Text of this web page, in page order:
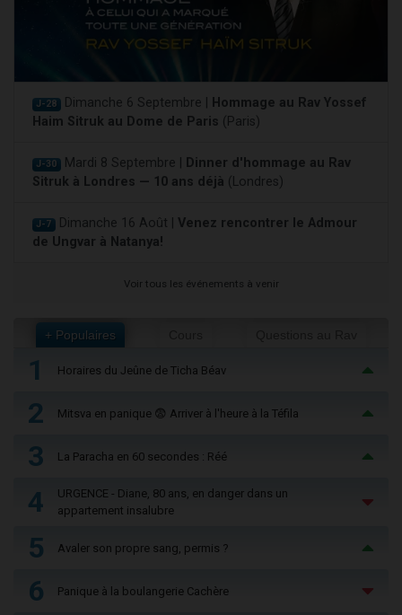
J-28 Dimanche 6 Septembre |
Hommage au Rav Yossef
Haim Sitruk au Dome de Paris (Paris)
J-30 Mardi 8 Septembre |
Dinner d'hommage au Rav
Sitruk à Londres — 10 ans déjà (Londres)
J-7 Dimanche 16 Août | Venez rencontrer le Admour
de Ungvar à Natanya!
Voir tous les événements à venir
+ Populaires
1 Horaires du Jeûne de Ticha Béav
2 Mitsva en panique 😨 Arriver à l'heure à la Téfila
3 La Paracha en 60 secondes : Réé
4
URGENCE - Diane, 80 ans, en danger dans un
appartement insalubre
5 Avaler son propre sang, permis ?
6 Panique à la boulangerie Cachère